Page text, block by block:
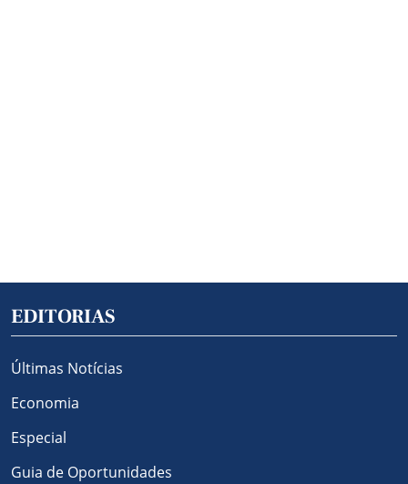
EDITORIAS
Últimas Notícias
Economia
Especial
Guia de Oportunidades